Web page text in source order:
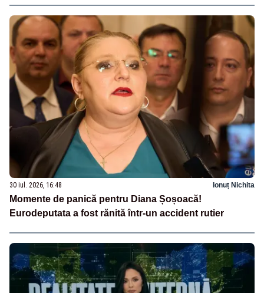
30 iul. 2026, 16:48 Ionuț Nichita
Momente de panică pentru Diana Șoșoacă!
Eurodeputata a fost rănită într-un accident rutier